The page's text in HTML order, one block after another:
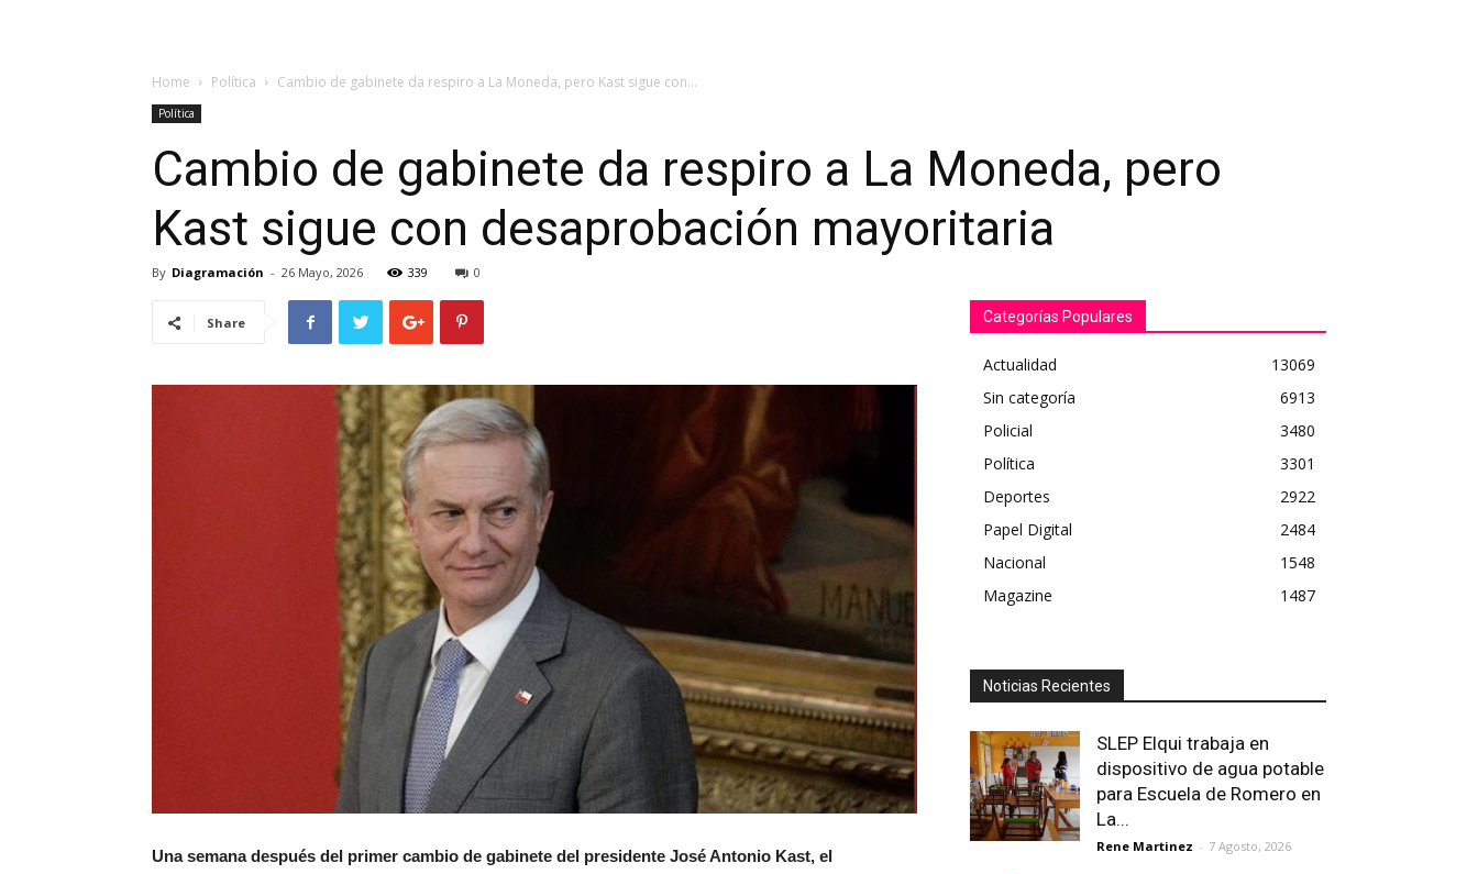
Home Política Cambio de gabinete da respiro a La Moneda, pero Kast sigue con...
Política
Cambio de gabinete da respiro a La Moneda, pero
Kast sigue con desaprobación mayoritaria
By Diagramación - 26 Mayo, 2026 339 0
Share
Una semana después del primer cambio de gabinete del presidente José Antonio Kast, el
Categorías Populares
Actualidad
13069
Sin categoría
6913
Policial
3480
Política
3301
Deportes
2922
Papel Digital
2484
Nacional
1548
Magazine
1487
Noticias Recientes
SLEP Elqui trabaja en
dispositivo de agua potable
para Escuela de Romero en
La...
Rene Martinez - 7 Agosto, 2026